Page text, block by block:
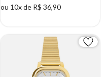
ou 10x de R$ 36,90